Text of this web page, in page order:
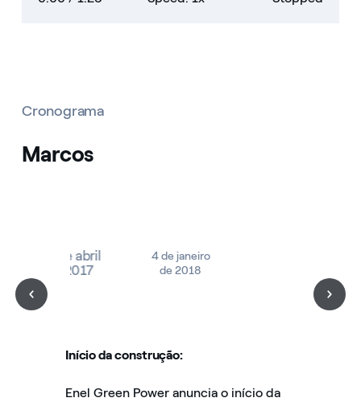
Cronograma
Marcos
18 de abril
de 2017
4 de janeiro
de 2018
Início da construção:
Enel Green Power anuncia o início da